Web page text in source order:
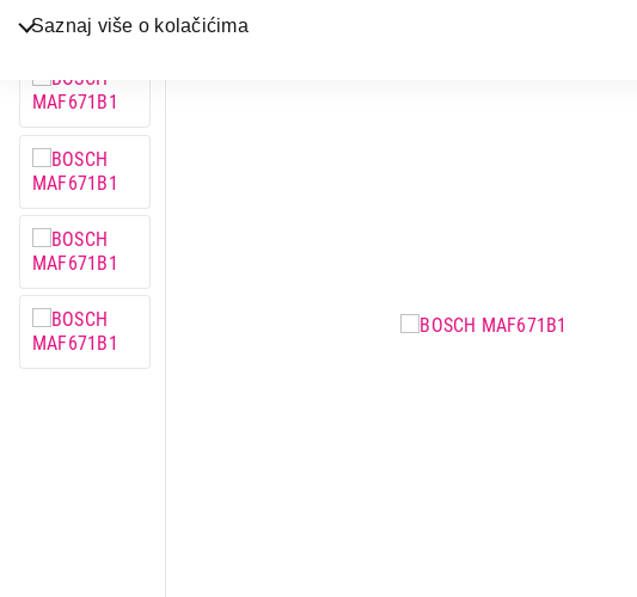
Saznaj više o kolačićima
Bela tehnika
TV, audio, video i foto
IT & Gaming
Mobilni telefoni i tableti
Mali kućni aparati
Mali kuhinjski aparati
Grejanje i hlađenje